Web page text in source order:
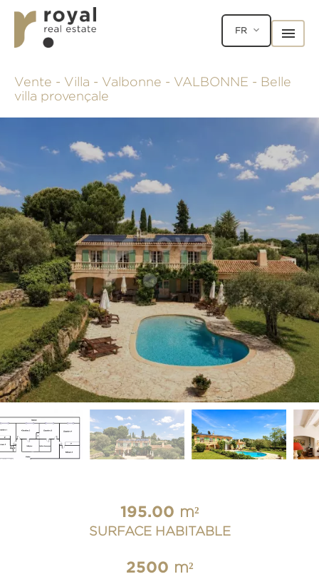
FR
Vente - Villa - Valbonne - VALBONNE - Belle
villa provençale
195.00 m²
SURFACE HABITABLE
2500 m²